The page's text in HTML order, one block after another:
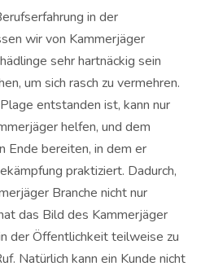
in der
wir von Kammerjäger
sehr hartnäckig sein
um sich rasch zu vermehren.
entstanden ist, kann nur
helfen, und dem
Ende bereiten, in dem er
praktiziert. Dadurch,
Branche nicht nur
das Bild des Kammerjäger
der Öffentlichkeit teilweise zu
Natürlich kann ein Kunde nicht